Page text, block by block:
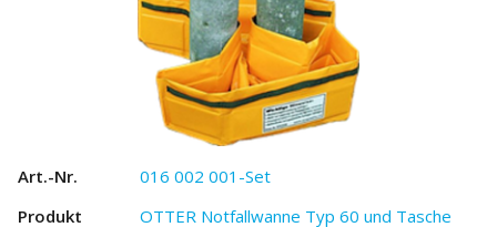
016 002 001-Set
OTTER Notfallwanne Typ 60 und Tasche